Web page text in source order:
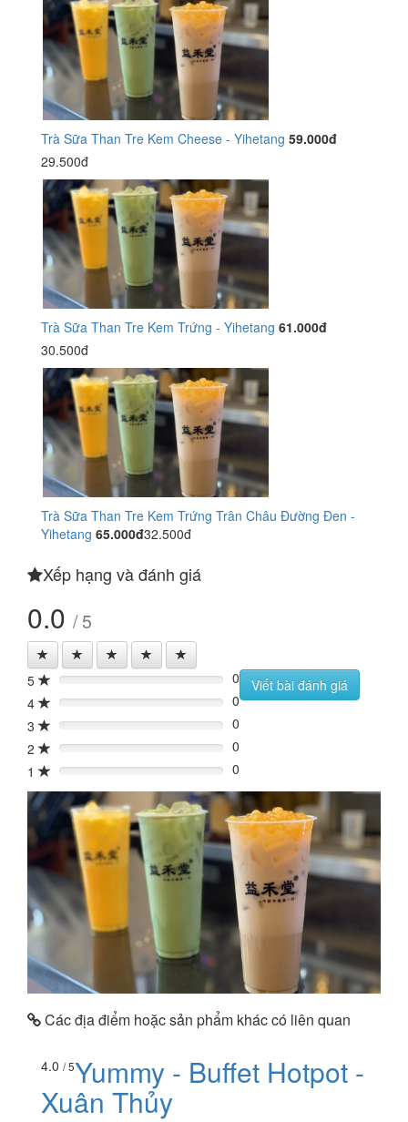
Trà Sữa Than Tre Kem Cheese - Yihetang 59.000đ
29.500đ
Trà Sữa Than Tre Kem Trứng - Yihetang 61.000đ
30.500đ
Trà Sữa Than Tre Kem Trứng Trân Châu Đường Đen -
Yihetang 65.000đ32.500đ
Xếp hạng và đánh giá
0.0 / 5
5 0%
0
4
0%
0
3
0%
0
2
0%
0
1
0% 0
Viết bài đánh giá
Các địa điểm hoặc sản phẩm khác có liên quan
4.0 / 5Yummy - Buffet Hotpot -
Xuân Thủy